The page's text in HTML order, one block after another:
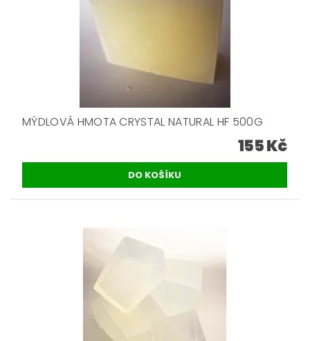
MÝDLOVÁ HMOTA CRYSTAL NATURAL HF 500G
155 Kč